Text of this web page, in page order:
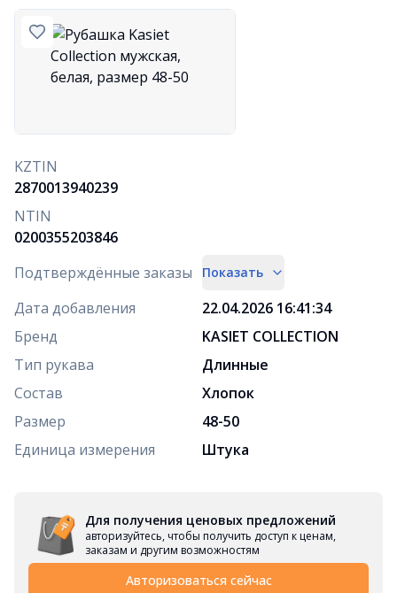
KZTIN
2870013940239
NTIN
0200355203846
Подтверждённые заказы
Показать
Дата добавления
22.04.2026 16:41:34
Бренд
KASIET COLLECTION
Тип рукава
Длинные
Состав
Хлопок
Размер
48-50
Единица измерения
Штука
Для получения ценовых предложений
авторизуйтесь, чтобы получить доступ к ценам,
заказам и другим возможностям
Авторизоваться сейчас